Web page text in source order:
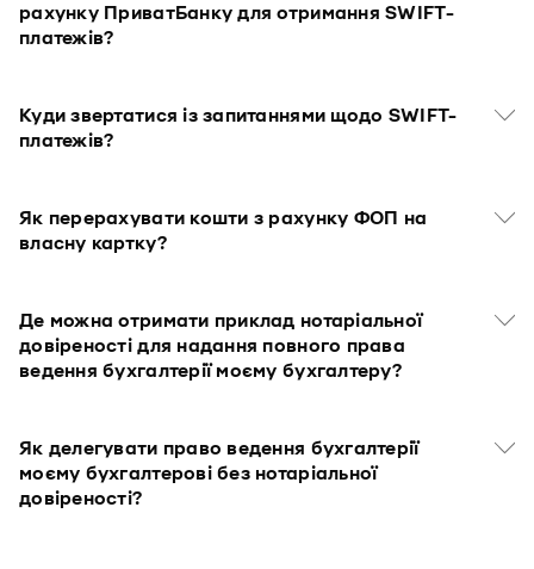
рахунку ПриватБанку для отримання SWIFT-
платежів?
Куди звертатися із запитаннями щодо SWIFT-
платежів?
Як перерахувати кошти з рахунку ФОП на
власну картку?
Де можна отримати приклад нотаріальної
довіреності для надання повного права
ведення бухгалтерії моєму бухгалтеру?
Як делегувати право ведення бухгалтерії
моєму бухгалтерові без нотаріальної
довіреності?